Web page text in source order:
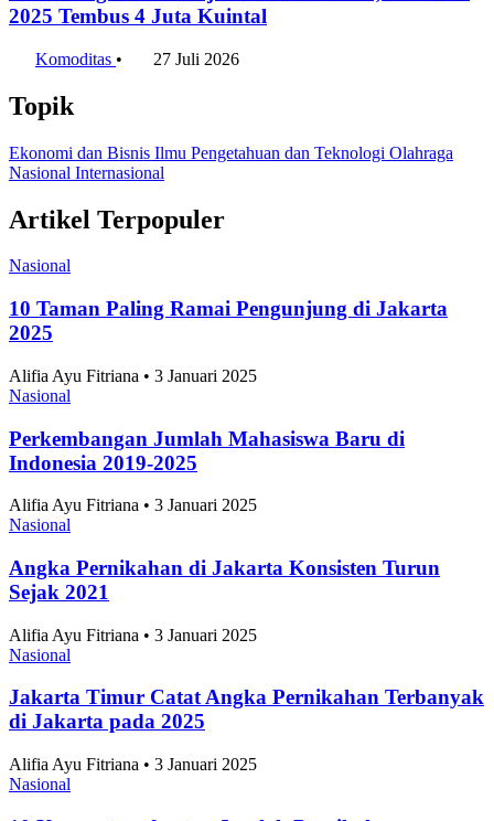
7 Daerah Penghasil Padi Terbesar di Jawa Timur
2025
Komoditas• 4 Agustus 2026
2025 Tembus 4 Juta Kuintal
Komoditas
Topik